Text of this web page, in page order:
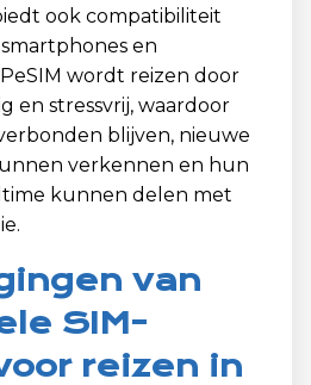
ook compatibiliteit
en
wordt reizen door
en stressvrij, waardoor
blijven, nieuwe
verkennen en hun
kunnen delen met
van
SIM-
reizen in